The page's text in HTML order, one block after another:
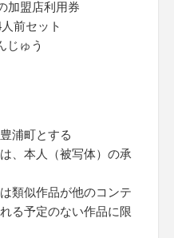
加盟店利用券
前セット
じゅう
浦町とする
、本人（被写体）の承
類似作品が他のコンテ
る予定のない作品に限